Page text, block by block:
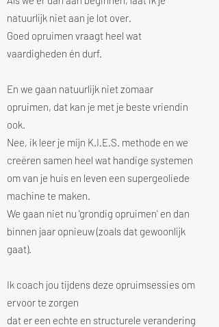
natuurlijk niet aan je lot over.
Goed opruimen vraagt heel wat
vaardigheden én durf.
En we gaan natuurlijk niet zomaar
opruimen, dat kan je met je beste vriendin
ook.
Nee, ik leer je mijn K.I.E.S. methode en we
creëren samen heel wat handige systemen
om van je huis en leven een supergeoliede
machine te maken.
We gaan niet nu 'grondig opruimen' en dan
binnen jaar opnieuw (zoals dat gewoonlijk
gaat).
Ik coach jou tijdens deze opruimsessies om
ervoor te zorgen
dat er een echte en structurele verandering